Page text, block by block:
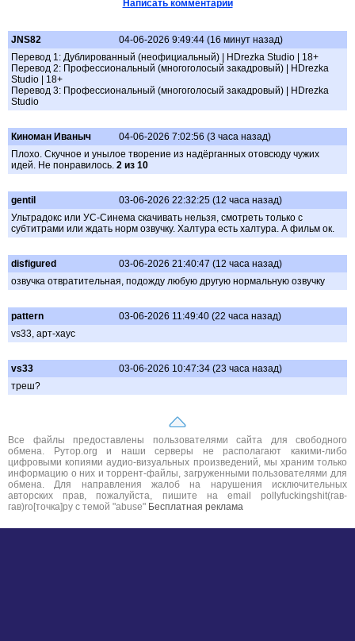
Написать комментарий
JNS82
04-06-2026 9:49:44 (16 минут назад)
Перевод 1: Дублированный (неофициальный) | HDrezka Studio | 18+
Перевод 2: Профессиональный (многоголосый закадровый) | HDrezka
Studio | 18+
Перевод 3: Профессиональный (многоголосый закадровый) | HDrezka
Studio
Киноман Иваныч
04-06-2026 7:02:56 (3 часа назад)
Плохо. Скучное и унылое творение из надёрганных отовсюду чужих
идей. Не понравилось. 2 из 10
gentil
03-06-2026 22:32:25 (12 часа назад)
Ультрадокс или УС-Синема скачивать нельзя, смотреть только с
субтитрами или ждать норм озвучку. Халтура есть халтура. А фильм ок.
disfigured
03-06-2026 21:40:47 (12 часа назад)
озвучка отвратительная, подожду любую другую нормальную озвучку
pattern
03-06-2026 11:49:40 (22 часа назад)
vs33, арт-хаус
vs33
03-06-2026 10:47:34 (23 часа назад)
треш?
Все файлы предоставлены пользователями сайта для свободного
обмена. Рутор.org и наши серверы не располагают какими-либо
цифровыми копиями аудио-визуальных произведений, мы храним только
информацию о них и торрент-файлы, загруженными пользователями для
обмена. Для направления жалоб на нарушения исключительных
авторских прав, пожалуйста, пишите на email pollyfuckingshit(гав-
гав)ro[точка]ру с темой "abuse" Бесплатная реклама